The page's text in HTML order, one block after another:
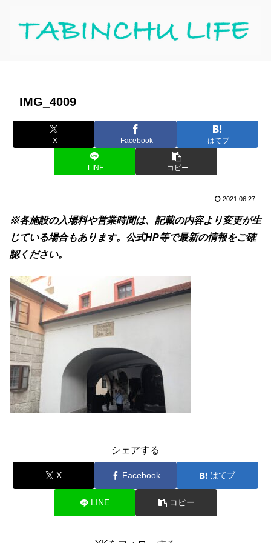
IMG_4009
X Facebook はてブ
LINE コピー
2021.06.27
※各施設の入場料や営業時間は、記載の内容より変更が生
じている場合もあります。公式HP等で最新の情報をご確
認ください。
シェアする
X Facebook はてブ
LINE コピー